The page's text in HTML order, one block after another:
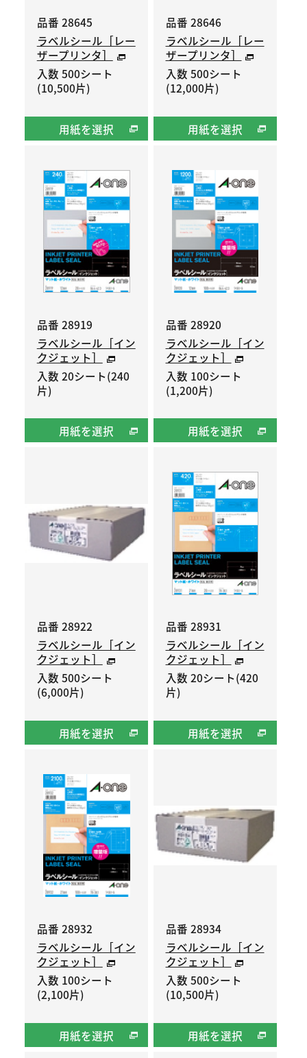
品番 28645
ラベルシール［レー
ザープリンタ］
入数 500シート
(10,500片)
用紙を選択
品番 28646
ラベルシール［レー
ザープリンタ］
入数 500シート
(12,000片)
用紙を選択
品番 28919
ラベルシール［イン
クジェット］
入数 20シート(240
片)
用紙を選択
品番 28920
ラベルシール［イン
クジェット］
入数 100シート
(1,200片)
用紙を選択
品番 28922
ラベルシール［イン
クジェット］
入数 500シート
(6,000片)
用紙を選択
品番 28931
ラベルシール［イン
クジェット］
入数 20シート(420
片)
用紙を選択
品番 28932
ラベルシール［イン
クジェット］
入数 100シート
(2,100片)
用紙を選択
品番 28934
ラベルシール［イン
クジェット］
入数 500シート
(10,500片)
用紙を選択